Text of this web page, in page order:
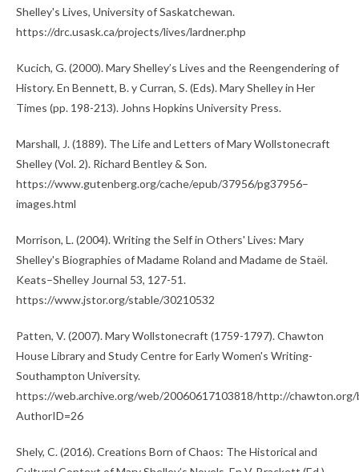
Shelley's Lives, University of Saskatchewan.
https://drc.usask.ca/projects/lives/lardner.php
Kucich, G. (2000). Mary Shelley’s Lives and the Reengendering of
History. En Bennett, B. y Curran, S. (Eds). Mary Shelley in Her
Times (pp. 198-213). Johns Hopkins University Press.
Marshall, J. (1889). The Life and Letters of Mary Wollstonecraft
Shelley (Vol. 2). Richard Bentley & Son.
https://www.gutenberg.org/cache/epub/37956/pg37956–
images.html
Morrison, L. (2004). Writing the Self in Others' Lives: Mary
Shelley's Biographies of Madame Roland and Madame de Staël.
Keats–Shelley Journal 53, 127-51.
https://www.jstor.org/stable/30210532
Patten, V. (2007). Mary Wollstonecraft (1759-1797). Chawton
House Library and Study Centre for Early Women's Writing-
Southampton University.
https://web.archive.org/web/20060617103818/http://chawton.org/
AuthorID=26
Shely, C. (2016). Creations Born of Chaos: The Historical and